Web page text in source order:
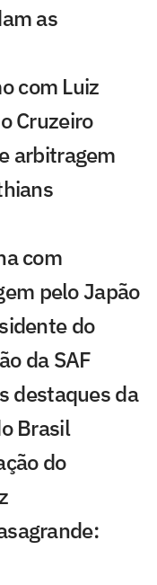
as
com Luiz
Cruzeiro
arbitragem
com
pelo Japão
do
da SAF
destaques da
Brasil
do